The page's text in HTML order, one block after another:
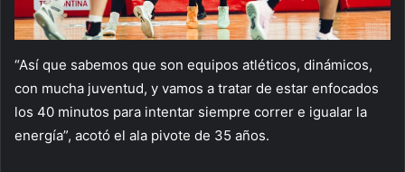
“Así que sabemos que son equipos atléticos, dinámicos,
con mucha juventud, y vamos a tratar de estar enfocados
los 40 minutos para intentar siempre correr e igualar la
energía”, acotó el ala pivote de 35 años.